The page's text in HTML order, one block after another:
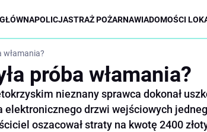
POLICJASTRAŻ POŻARNAWIADOMOŚCI
włamania?
próba włamania?
nieznany sprawca dokonał
elektronicznego drzwi wejściowych
oszacował straty na kwotę 2400